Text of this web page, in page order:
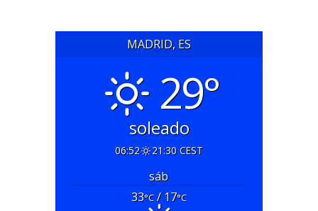
MADRID, ES
29°
soleado
06:52 21:30 CEST
sáb
33°C/ 17°C